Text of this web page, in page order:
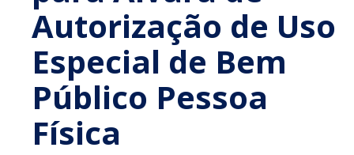
Autorização de Uso
Especial de Bem
Público Pessoa
Física